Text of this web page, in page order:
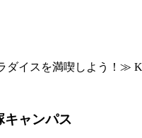
ダイスを満喫しよう！≫
ャンパス